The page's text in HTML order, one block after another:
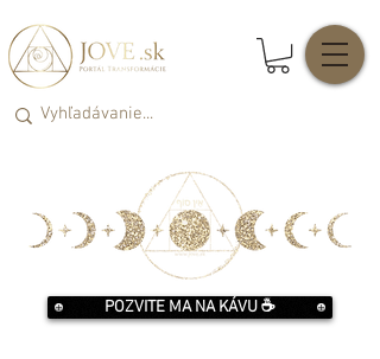
POZVITE MA NA KÁVU ☕️